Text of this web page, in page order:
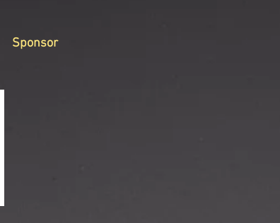
Sponsor